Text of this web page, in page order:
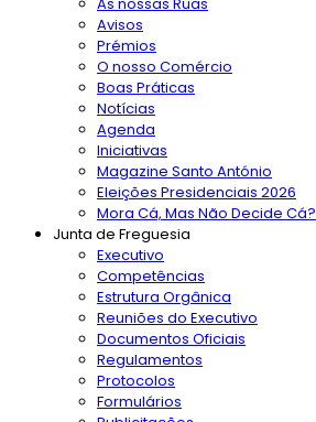
Avisos
Prémios
O nosso Comércio
Boas Práticas
Notícias
Agenda
Iniciativas
Magazine Santo António
Eleições Presidenciais 2026
Mora Cá, Mas Não Decide Cá?
Junta de Freguesia
Executivo
Competências
Estrutura Orgânica
Reuniões do Executivo
Documentos Oficiais
Regulamentos
Protocolos
Formulários